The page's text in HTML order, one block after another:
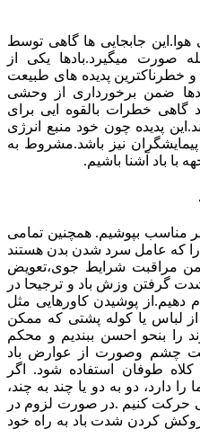
هوا.این جابجایی ها گاهی توسط
میگیرد.بادها یکی از
و خطرناکترین پدیده های طبیعت
ضمن برخورداری از وحشی
گاهی خطرات بالقوه ایی برای
پدیده چون خود منبع انرژی
پیمایشگران نیز باشد.مشروط به
با باد آشنا باشیم.
مناسب بپوشیم. همچنین تمامی
را که عامل سرد شدن بدن هستند
مراقبت شرایط جوی،تعویض
گرفتن وزش باد و ترجیحا در
دهیم.از پوشیدن کاورهایی مثل
از لباس یا کوله پشتی که ممکن
را بنحو احسن ببندیم و محکم
چشم وصورت از عوارض باد
طوفان استفاده شود. اگر
دارد، دو به دو یا چند به چند،
حرکت کنیم .در صورت لزوم در
کردن شدت باد به راه خود